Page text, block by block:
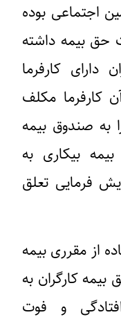
اجتماعی بوده
حق بیمه داشته
دارای کارفرما
کارفرما مکلف
را به صندوق بیمه
بیمه بیکاری به
فرمایی تعلق
از مقرری بیمه
کارگران به
و فوت